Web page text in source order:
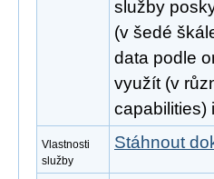
služby
(v šedé
data podle
využít (v
capabilities)
Vlastnosti
služby
Stáhnout